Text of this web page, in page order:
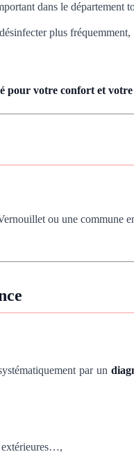
dans le département
plus fréquemment,
pour votre confort et votre
ou une commune
par un
extérieures…,